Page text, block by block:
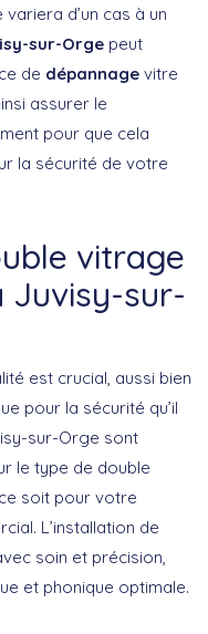
d’un cas à un
sur-Orge peut
de dépannage vitre
assurer le
pour que cela
la sécurité de votre
vitrage
Juvisy-sur-
est crucial, aussi bien
pour la sécurité qu’il
sur-Orge sont
le type de double
soit pour votre
L’installation de
soin et précision,
et phonique optimale.